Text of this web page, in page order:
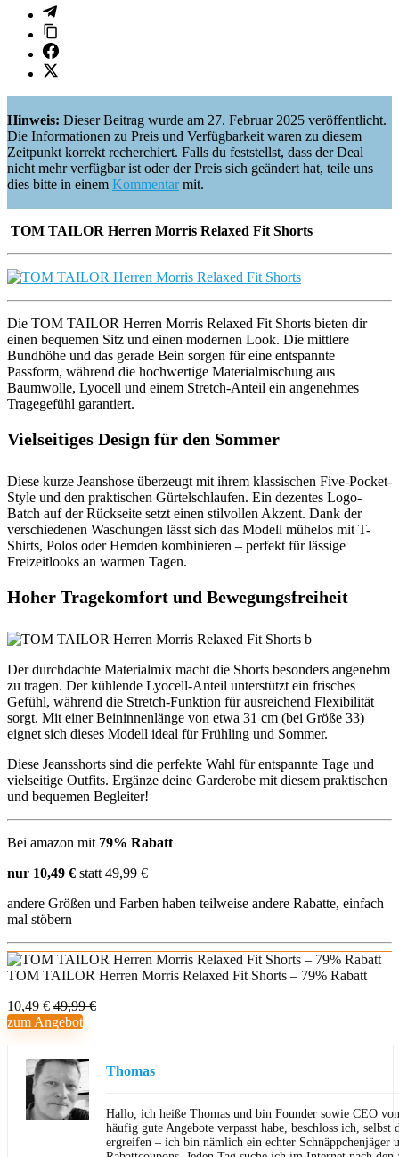
Hinweis: Dieser Beitrag wurde am 27. Februar 2025 veröffentlicht.
Die Informationen zu Preis und Verfügbarkeit waren zu diesem
Zeitpunkt korrekt recherchiert. Falls du feststellst, dass der Deal
nicht mehr verfügbar ist oder der Preis sich geändert hat, teile uns
dies bitte in einem Kommentarmit.
TOM TAILOR Herren Morris Relaxed Fit Shorts
Die TOM TAILOR Herren Morris Relaxed Fit Shorts bieten dir
einen bequemen Sitz und einen modernen Look. Die mittlere
Bundhöhe und das gerade Bein sorgen für eine entspannte
Passform, während die hochwertige Materialmischung aus
Baumwolle, Lyocell und einem Stretch-Anteil ein angenehmes
Tragegefühl garantiert.
Vielseitiges Design für den Sommer
Diese kurze Jeanshose überzeugt mit ihrem klassischen Five-Pocket-
Style und den praktischen Gürtelschlaufen. Ein dezentes Logo-
Batch auf der Rückseite setzt einen stilvollen Akzent. Dank der
verschiedenen Waschungen lässt sich das Modell mühelos mit T-
Shirts, Polos oder Hemden kombinieren – perfekt für lässige
Freizeitlooks an warmen Tagen.
Hoher Tragekomfort und Bewegungsfreiheit
Der durchdachte Materialmix macht die Shorts besonders angenehm
zu tragen. Der kühlende Lyocell-Anteil unterstützt ein frisches
Gefühl, während die Stretch-Funktion für ausreichend Flexibilität
sorgt. Mit einer Beininnenlänge von etwa 31 cm (bei Größe 33)
eignet sich dieses Modell ideal für Frühling und Sommer.
Diese Jeansshorts sind die perfekte Wahl für entspannte Tage und
vielseitige Outfits. Ergänze deine Garderobe mit diesem praktischen
und bequemen Begleiter!
Bei amazon mit 79% Rabatt
nur 10,49 € statt 49,99 €
andere Größen und Farben haben teilweise andere Rabatte, einfach
mal stöbern
TOM TAILOR Herren Morris Relaxed Fit Shorts – 79% Rabatt
10,49 € 49,99 €
zum Angebot
Thomas
Hallo, ich heiße Thomas und bin Founder sowie CEO
häufig gute Angebote verpasst habe, beschloss ich,
ergreifen – ich bin nämlich ein echter Schnäppchenjäger